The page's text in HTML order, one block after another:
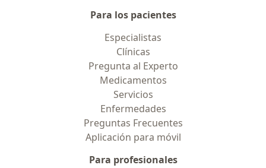
Para los pacientes
Especialistas
Clínicas
Pregunta al Experto
Medicamentos
Servicios
Enfermedades
Preguntas Frecuentes
Aplicación para móvil
Para profesionales